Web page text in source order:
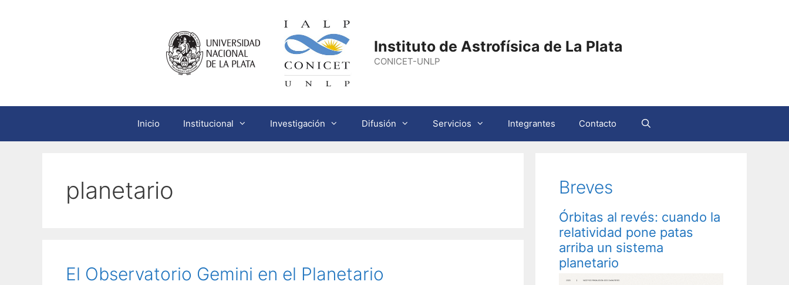
Instituto de Astrofísica de La Plata
CONICET-UNLP
Inicio Institucional Investigación Difusión Servicios Integrantes Contacto
planetario
El Observatorio Gemini en el Planetario
Breves
Órbitas al revés: cuando la
relatividad pone patas
arriba un sistema
planetario